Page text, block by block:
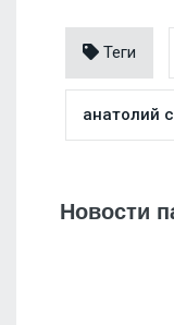
Теги
анатолий
Новости